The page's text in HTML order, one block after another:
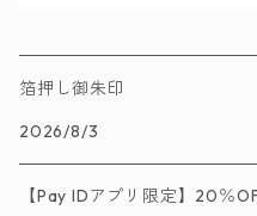
箔押し御朱印
2026/8/3
【Pay IDアプリ限定】20％